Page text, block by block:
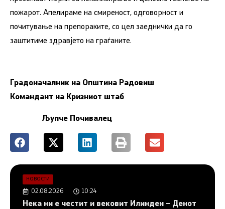
пожарот. Апелираме на смиреност, одговорност и
почитување на препораките, со цел заеднички да го
заштитиме здравјето на граѓаните.
Градоначалник на Општина Радовиш
Командант на Кризниот штаб
Љупче Почивалец
НОВОСТИ
02.08.2026 10:24
Нека ни е честит и вековит Илинден – Денот